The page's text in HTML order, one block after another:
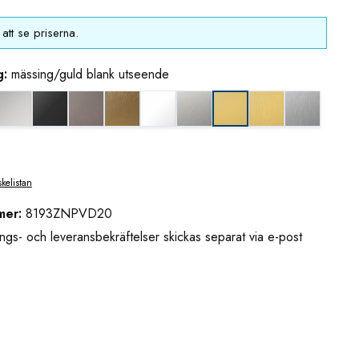
se priserna.
mässing/guld blank utseende
grafitmetall utseende (borstad)
guldbrons utseende (borstad)
matt vit mattkrom
8193ZNPVD20
och leveransbekräftelser skickas separat via e-post